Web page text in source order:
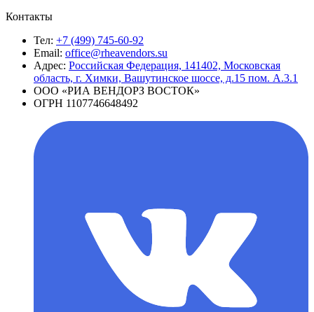
Контакты
Тел: +7 (499) 745-60-92
Email: office@rheavendors.su
Адрес: Российская Федерация, 141402, Московская
область, г. Химки, Вашутинское шоссе, д.15 пом. А.3.1
ООО «РИА ВЕНДОРЗ ВОСТОК»
ОГРН 1107746648492